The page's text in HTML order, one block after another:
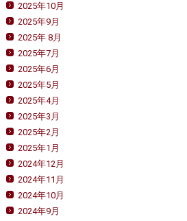
2025年10月
2025年9月
2025年 8月
2025年7月
2025年6月
2025年5月
2025年4月
2025年3月
2025年2月
2025年1月
2024年12月
2024年11月
2024年10月
2024年9月